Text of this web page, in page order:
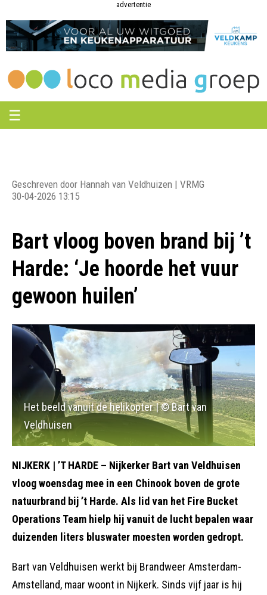
Groep
Groep
advertentie
☰
Geschreven door Hannah van Veldhuizen | VRMG
30-04-2026 13:15
Bart vloog boven brand bij ’t
Harde: ‘Je hoorde het vuur
gewoon huilen’
Het beeld vanuit de helikopter | © Bart van
Veldhuisen
NIJKERK | ’T HARDE – Nijkerker Bart van Veldhuisen
vloog woensdag mee in een Chinook boven de grote
natuurbrand bij ’t Harde. Als lid van het Fire Bucket
Operations Team hielp hij vanuit de lucht bepalen waar
duizenden liters bluswater moesten worden gedropt.
Bart van Veldhuisen werkt bij Brandweer Amsterdam-
Amstelland, maar woont in Nijkerk. Sinds vijf jaar is hij